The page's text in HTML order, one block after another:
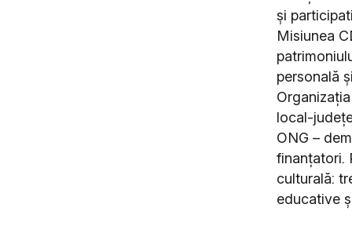
și
Misiunea
personală
local-
ONG –
finanțatori.
culturală:
educative